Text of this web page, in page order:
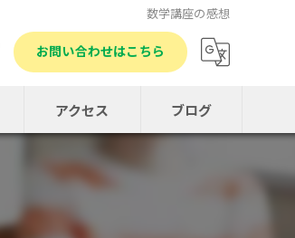
数学講座の感想
お問い合わせはこちら
アクセス ブログ